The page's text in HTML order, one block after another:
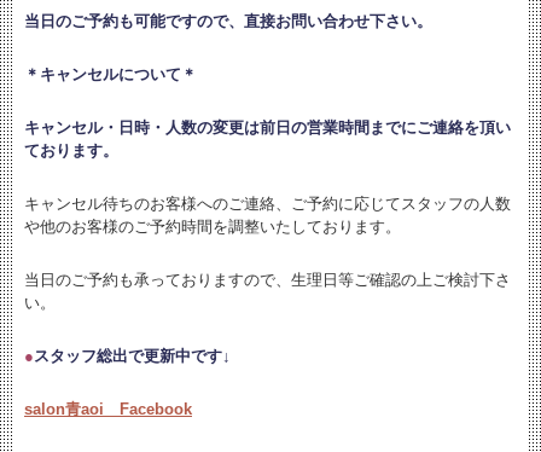
当日のご予約も可能ですので、直接お問い合わせ下さい。
＊キャンセルについて＊
キャンセル・日時・人数の変更は前日の営業時間までにご連絡を頂い
ております。
キャンセル待ちのお客様へのご連絡、ご予約に応じてスタッフの人数
や他のお客様のご予約時間を調整いたしております。
当日のご予約も承っておりますので、生理日等ご確認の上ご検討下さ
い。
●スタッフ総出で更新中です↓
salon青aoi Facebook